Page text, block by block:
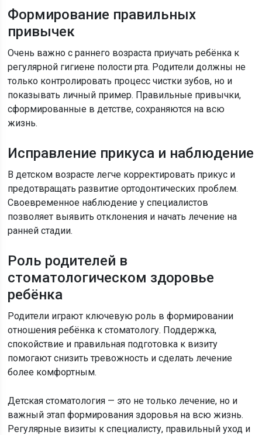
Формирование правильных
привычек
Очень важно с раннего возраста приучать ребёнка к
регулярной гигиене полости рта. Родители должны не
только контролировать процесс чистки зубов, но и
показывать личный пример. Правильные привычки,
сформированные в детстве, сохраняются на всю
жизнь.
Исправление прикуса и наблюдение
В детском возрасте легче корректировать прикус и
предотвращать развитие ортодонтических проблем.
Своевременное наблюдение у специалистов
позволяет выявить отклонения и начать лечение на
ранней стадии.
Роль родителей в
стоматологическом здоровье
ребёнка
Родители играют ключевую роль в формировании
отношения ребёнка к стоматологу. Поддержка,
спокойствие и правильная подготовка к визиту
помогают снизить тревожность и сделать лечение
более комфортным.
Детская стоматология — это не только лечение, но и
важный этап формирования здоровья на всю жизнь.
Регулярные визиты к специалисту, правильный уход и